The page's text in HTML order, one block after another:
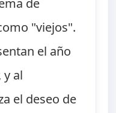
de
"viejos".
el año
al
el deseo de